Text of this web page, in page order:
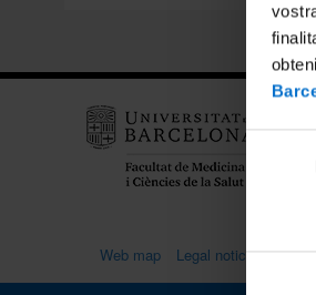
Selecció
Web map Legal notice